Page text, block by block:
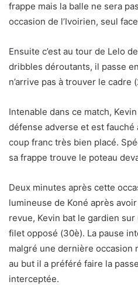
frappe mais la balle ne sera
occasion de l’Ivoirien, seul
Ensuite c’est au tour de Lelo
dribbles déroutants, il passe
n’arrive pas à trouver le cadre
Intenable dans ce match,
défense adverse et est
coup franc très bien placé.
sa frappe trouve le poteau
Deux minutes après cette
lumineuse de Koné après
revue, Kevin bat le gardien
filet opposé (30è). La pause
malgré une dernière occasion
au but il a préféré faire la
interceptée.